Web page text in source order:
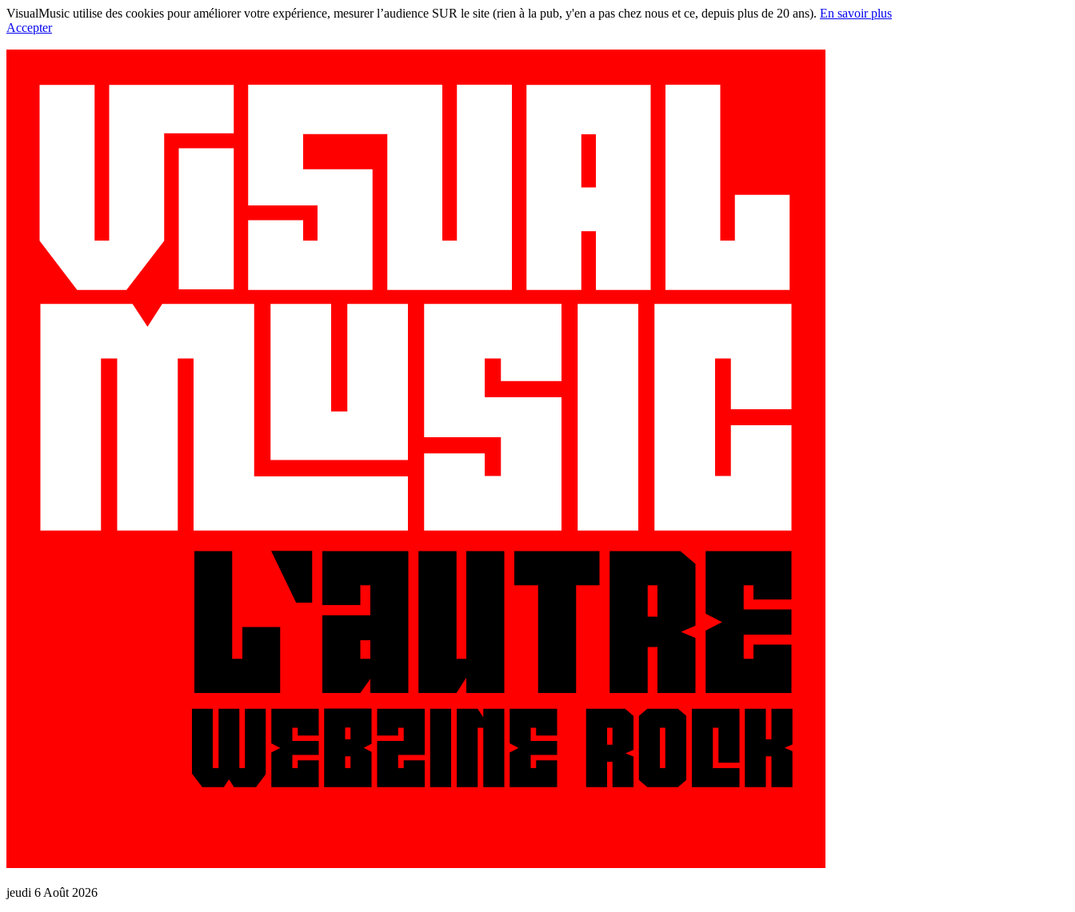
VisualMusic utilise des cookies pour améliorer votre expérience, mesurer l’audience SUR le site (rien à la pub, y'en a pas chez nous et ce, depuis plus de 20 ans). En savoir plus
Accepter
jeudi 6 Août 2026